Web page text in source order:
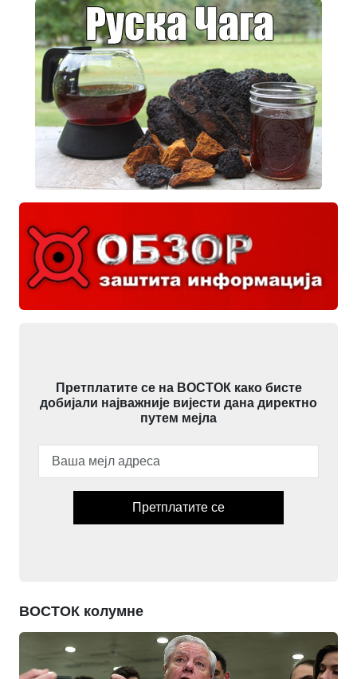
Претплатите се на ВОСТОК како бисте
добијали најважније вијести дана директно
путем мејла
Претплатите се
ВОСТОК колумне